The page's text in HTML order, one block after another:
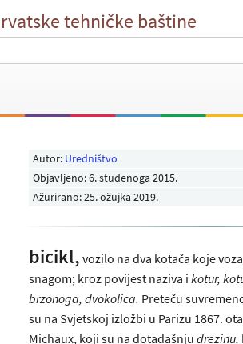
tehničke baštine
Autor: Uredništvo
Objavljeno:6. studenoga 2015.
Ažurirano: 25. ožujka 2019.
bicikl, vozilo na dva kotača koje
snagom; kroz povijest naziva i kotur,
brzonoga, dvokolica. Preteču
su na Svjetskoj izložbi u Parizu 1867.
Michaux, koji su na dotadašnju drezinu,